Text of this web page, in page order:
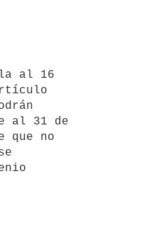
al 31 de
que no